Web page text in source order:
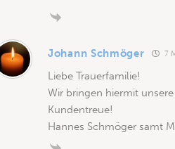
Johann Schmöger 7
Liebe Trauerfamilie!
Wir bringen hiermit
Kundentreue!
Hannes Schmöger samt